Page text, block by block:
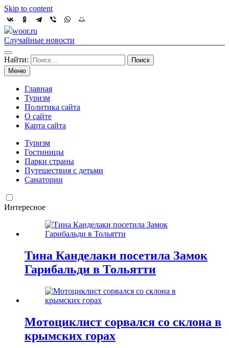
Skip to content
woor.ru
Случайные новости
Найти:
Меню
Главная
Туризм
Политика сайта
О сайте
Карта сайта
Туризм
Гостиницы
Парки страны
Путешествия с детьми
Санатории
Интересное
Тина Канделаки посетила Замок
Гарибальди в Тольятти
Мотоциклист сорвался со склона в
крымских горах